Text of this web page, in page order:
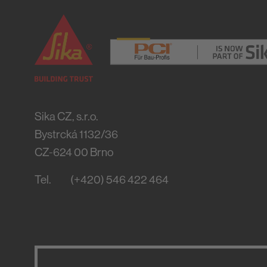
Sika CZ, s.r.o.
Bystrcká 1132/36
CZ-624 00 Brno
Tel. (+420) 546 422 464